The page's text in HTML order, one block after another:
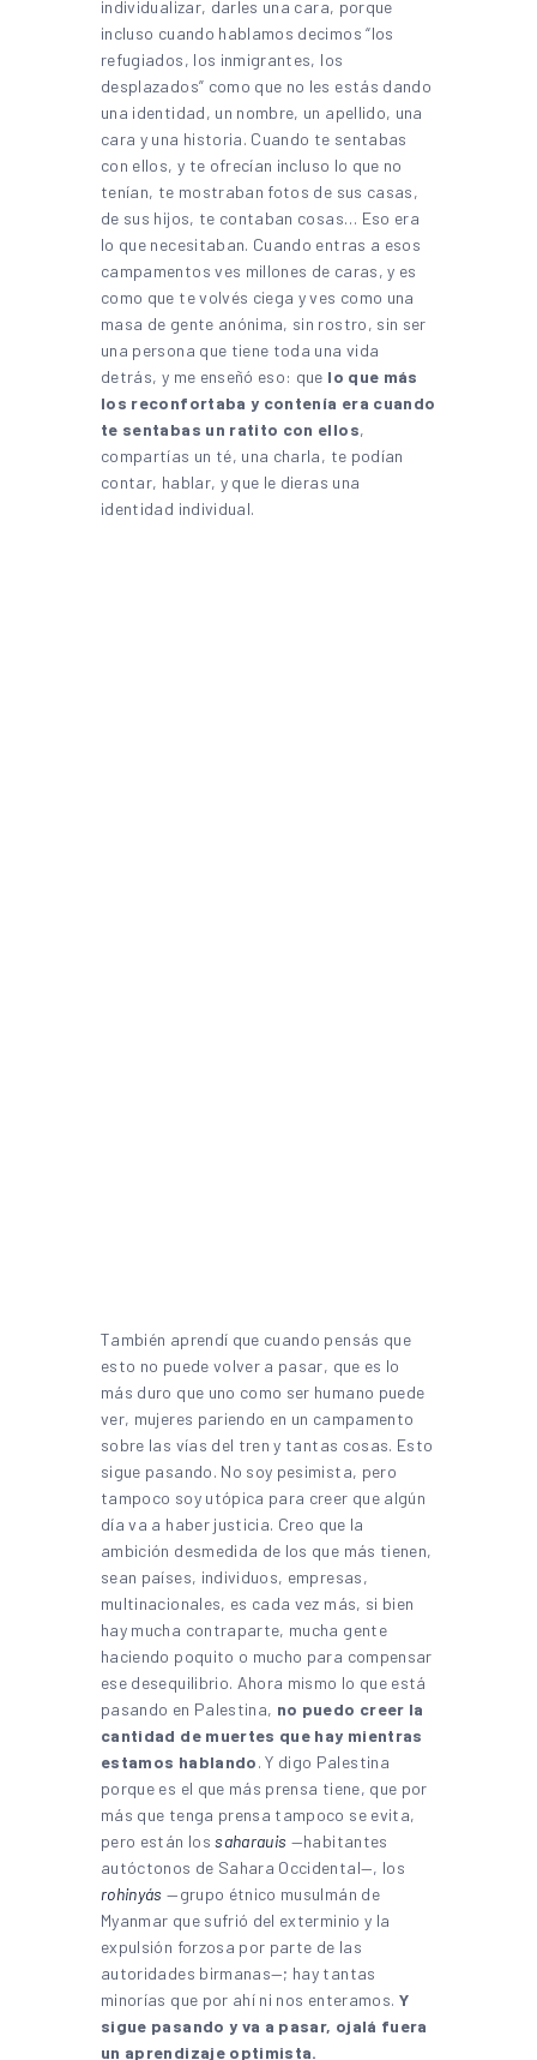
individualizar, darles una cara, porque
incluso cuando hablamos decimos “los
refugiados, los inmigrantes, los
desplazados” como que no les estás dando
una identidad, un nombre, un apellido, una
cara y una historia. Cuando te sentabas
con ellos, y te ofrecían incluso lo que no
tenían, te mostraban fotos de sus casas,
de sus hijos, te contaban cosas… Eso era
lo que necesitaban. Cuando entras a esos
campamentos ves millones de caras, y es
como que te volvés ciega y ves como una
masa de gente anónima, sin rostro, sin ser
una persona que tiene toda una vida
detrás, y me enseñó eso: que lo que más
los reconfortaba y contenía era cuando
te sentabas un ratito con ellos,
compartías un té, una charla, te podían
contar, hablar, y que le dieras una
identidad individual.
También aprendí que cuando pensás que
esto no puede volver a pasar, que es lo
más duro que uno como ser humano puede
ver, mujeres pariendo en un campamento
sobre las vías del tren y tantas cosas. Esto
sigue pasando. No soy pesimista, pero
tampoco soy utópica para creer que algún
día va a haber justicia. Creo que la
ambición desmedida de los que más tienen,
sean países, individuos, empresas,
multinacionales, es cada vez más, si bien
hay mucha contraparte, mucha gente
haciendo poquito o mucho para compensar
ese desequilibrio. Ahora mismo lo que está
pasando en Palestina, no puedo creer la
cantidad de muertes que hay mientras
estamos hablando. Y digo Palestina
porque es el que más prensa tiene, que por
más que tenga prensa tampoco se evita,
pero están lossaharauis —habitantes
autóctonos de Sahara Occidental—, los
rohinyás —grupo étnico musulmán de
Myanmar que sufrió del exterminio y la
expulsión forzosa por parte de las
autoridades birmanas—; hay tantas
minorías que por ahí ni nos enteramos. Y
sigue pasando y va a pasar, ojalá fuera
un aprendizaje optimista.